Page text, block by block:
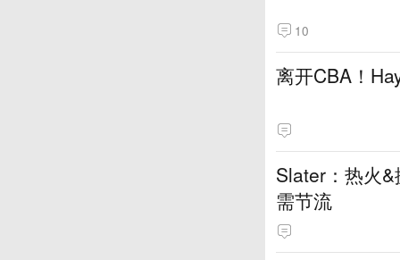
10
离开CBA！
Slater：热火
需节流